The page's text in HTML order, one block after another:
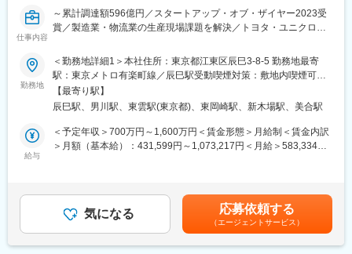
・ゆくゆくは当社の全社の情報システムを統括するIT戦略部とも
全社基盤の連携等で協働いただく想定をしております。
・業務効率化、IT戦略、データ活用は当社の中でも重要なテーマ
です。当部署はその中でも一番製造現場に近い部分を担います。
・当社のものづくりを支えている製造部隊の実態把握・協働を
し、ゆくゆくは全社横断していくことを目指しております。
のこだわりである「ものづくり」「品質」を意識しつつ最適解を
見つけにいくフェーズのため、時には課題や困難に直面すること
・ご入社後は当部署の全体業務を学びながら把握いただき、現
状、同業務を行っているメンバーに帯同いただくことを想定して
おります。
・想定残業時間：１０～２０Ｈ/月
仕事内容
～累計調達額596億円／スタートアップ・オブ・ザイヤー2023受
賞／製造業・物流業の生産現場課題を解決／トヨタ・ユニクロ・
当社Mujin JapanのFA戦略コンサルタントとして、製造業・物流
業界の大手企業を中心に、工場・倉庫における自動化・省人化・
高度化を、経営・事業の視点から構想し、実行まで伴走していた
だきます。
単なる設備導入や自動化検討といったエンジニアリングレイヤー
に留まらず、より高い視座から、クライアントの生産・物流体制
■職務内容
・物流・製造領域の中長期将来構想（ロードマップ、KPI体系）を
勤務地
＜勤務地詳細1＞本社住所：東京都江東区辰巳3-8-5 勤務地最寄
駅：東京メトロ有楽町線／辰巳駅受動喫煙対策：敷地内喫煙可能
場所あり＜勤務地詳細2＞岡崎事業所住所：愛知県岡崎市大平町字
小欠21-1 西側2階 受動喫煙対策：敷地内喫煙可能場所あり変更の
【最寄り駅】
辰巳駅、男川駅、東雲駅(東京都)、東岡崎駅、新木場駅、美合駅
給与
＜予定年収＞700万円～1,600万円＜賃金形態＞月給制＜賃金内訳
＞月額（基本給）：431,599円～1,073,217円＜月給＞583,334円
目安の金額であり、選考を通じて上下する可能性があります。月
給(月額)は固定手当を含めた表記です。
気になる 応募依頼する
（エージェントサービス）